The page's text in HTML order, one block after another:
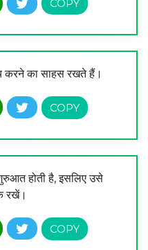
करने का साहस रखते हैं।
होती है, इसलिए उसे
रखें।